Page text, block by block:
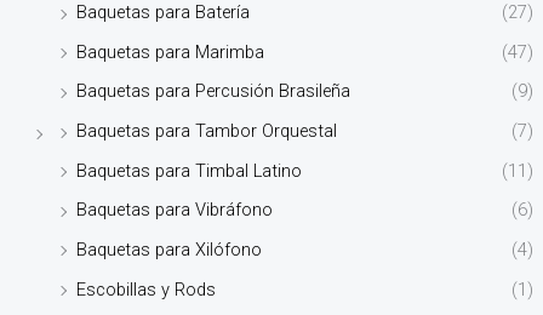
Baquetas para Batería
(27)
Baquetas para Marimba
(47)
Baquetas para Percusión Brasileña
(9)
Baquetas para Tambor Orquestal
(7)
Baquetas para Timbal Latino
(11)
Baquetas para Vibráfono
(6)
Baquetas para Xilófono
(4)
Escobillas y Rods
(1)